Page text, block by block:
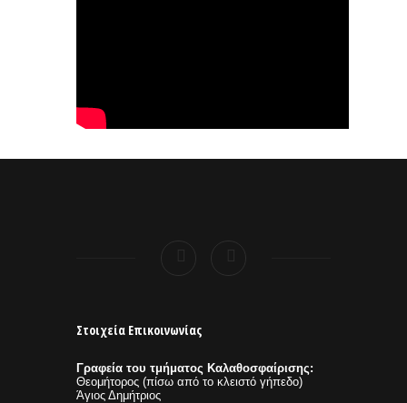
Στοιχεία Επικοινωνίας
Γραφεία του τμήματος Καλαθοσφαίρισης:
Θεομήτορος (πίσω από το κλειστό γήπεδο)
Άγιος Δημήτριος